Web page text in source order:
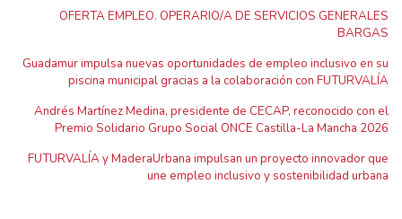
OFERTA EMPLEO. OPERARIO/A DE SERVICIOS GENERALES
BARGAS
Guadamur impulsa nuevas oportunidades de empleo inclusivo en su
piscina municipal gracias a la colaboración con FUTURVALÍA
Andrés Martínez Medina, presidente de CECAP, reconocido con el
Premio Solidario Grupo Social ONCE Castilla-La Mancha 2026
FUTURVALÍA y MaderaUrbana impulsan un proyecto innovador que
une empleo inclusivo y sostenibilidad urbana